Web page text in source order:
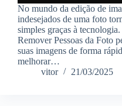
No mundo da edição de
indesejados de uma foto
simples graças à
Remover Pessoas da Foto
suas imagens de forma
melhorar…
vitor
21/03/2025